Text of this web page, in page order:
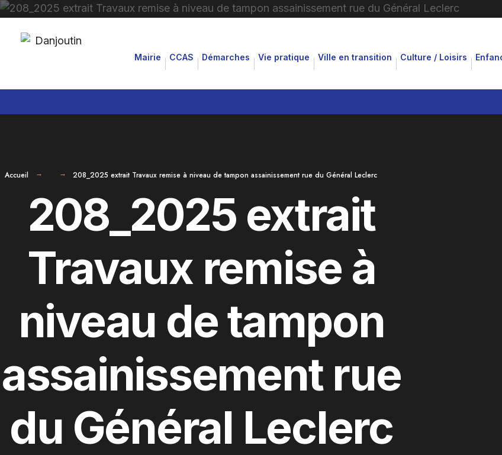
Mairie CCAS Démarches Vie pratique Ville en transition Culture / Loisirs
Accueil 208_2025 extrait Travaux remise à niveau de tampon assainissement rue du Général Leclerc
208_2025 extrait
Travaux remise à
niveau de tampon
assainissement rue
du Général Leclerc